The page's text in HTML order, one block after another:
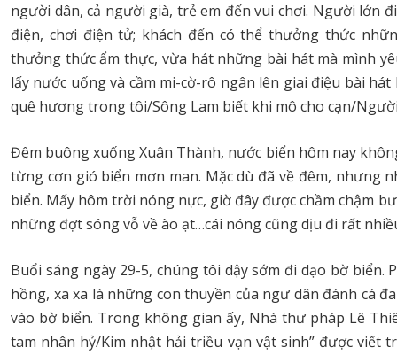
người dân, cả người già, trẻ em đến vui chơi. Người lớn
điện, chơi điện tử; khách đến có thể thưởng thức
thưởng thức ẩm thực, vừa hát những bài hát mà mình
lấy nước uống và cầm mi-cờ-rô ngân lên giai điệu bài
quê hương trong tôi/Sông Lam biết khi mô cho cạn/
Đêm buông xuống Xuân Thành, nước biển hôm nay
từng cơn gió biển mơn man. Mặc dù đã về đêm,
biển. Mấy hôm trời nóng nực, giờ đây được chầm chậm
những đợt sóng vỗ về ào ạt…cái nóng cũng dịu đi rất
Buổi sáng ngày 29-5, chúng tôi dậy sớm đi dạo bờ
hồng, xa xa là những con thuyền của ngư dân đánh cá
vào bờ biển. Trong không gian ấy, Nhà thư pháp Lê
tam nhân hỷ/Kim nhật hải triều vạn vật sinh” được viết